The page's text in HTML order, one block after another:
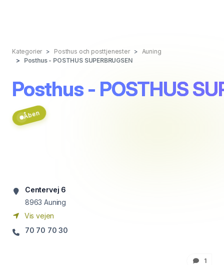
Kategorier Posthus och posttjenester
Auning
Posthus - POSTHUS SUPERBRUGSEN
Posthus - POSTHUS
Åben
Centervej 6
8963 Auning
Vis vejen
70 70 70 30
1